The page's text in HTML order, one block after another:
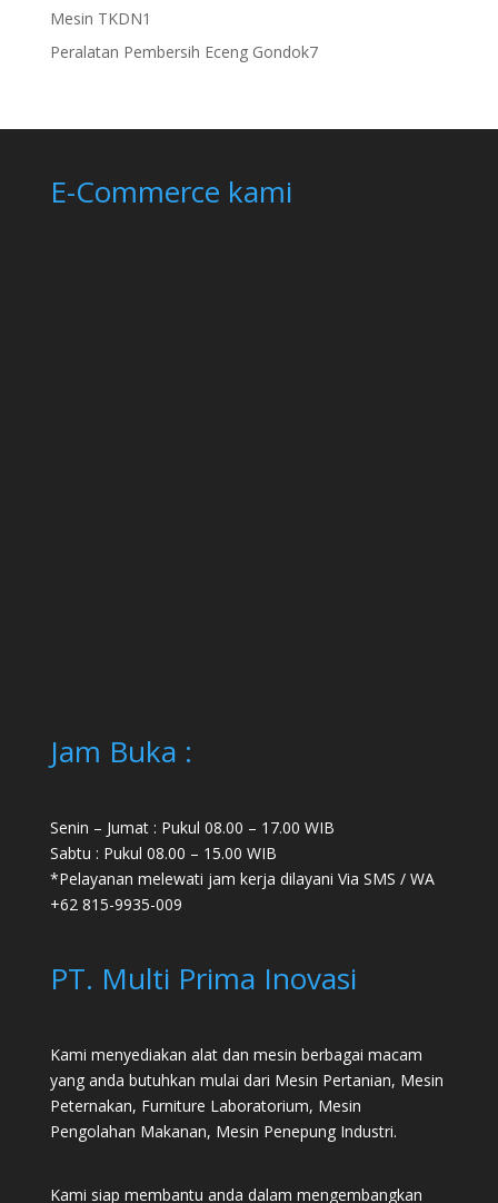
Mesin TKDN1
product
Peralatan Pembersih Eceng Gondok77
E-Commerce kami
Jam Buka :
Senin – Jumat : Pukul 08.00 – 17.00 WIB
Sabtu : Pukul 08.00 – 15.00 WIB
*Pelayanan melewati jam kerja dilayani Via SMS / WA
+62 815-9935-009
PT. Multi Prima Inovasi
Kami menyediakan alat dan mesin berbagai macam
yang anda butuhkan mulai dari Mesin Pertanian, Mesin
Peternakan, Furniture Laboratorium, Mesin
Pengolahan Makanan, Mesin Penepung Industri.
Kami siap membantu anda dalam mengembangkan